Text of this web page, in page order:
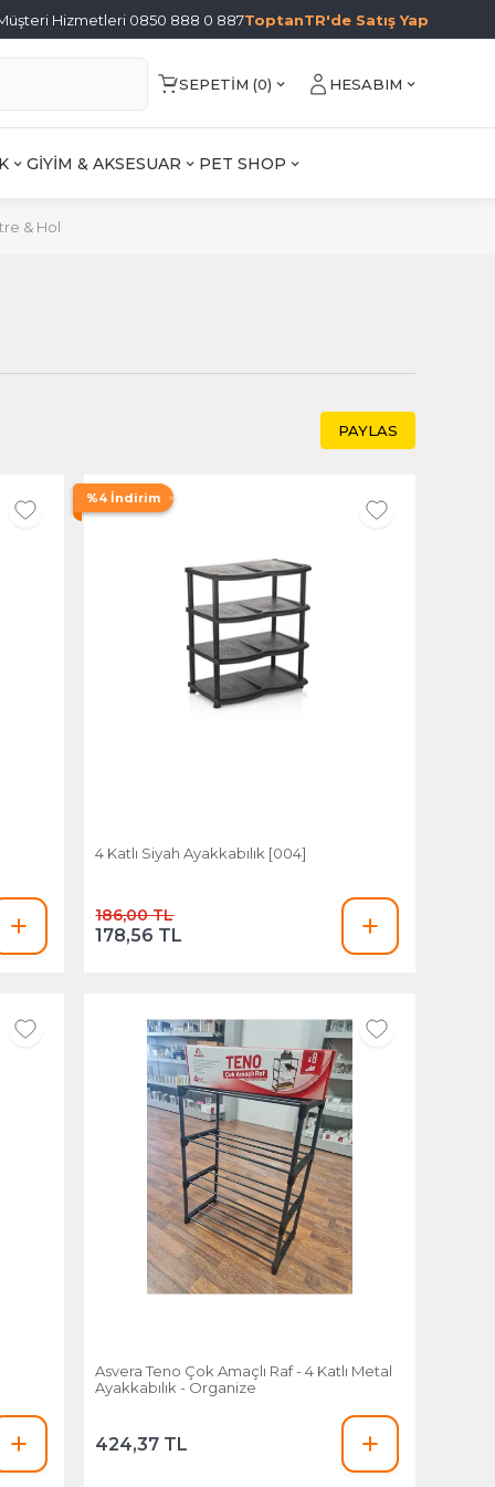
Hizmetleri 0850 888 0 887ToptanTR'de Satış Yap
SEPETIM (0) HESABIM
GİYİM & AKSESUAR PET SHOP
& Hol
PAYLAS
%4 İndirim
4 Katlı Siyah Ayakkabılık [004]
186,00 TL
178,56 TL
Asvera Teno Çok Amaçlı Raf - 4 Katlı Metal
Ayakkabılık - Organize
424,37 TL